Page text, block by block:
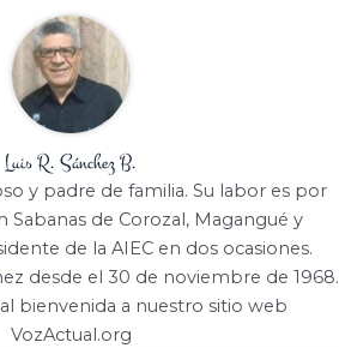
Luis R. Sánchez B.
y padre de familia. Su labor es por
Sabanas de Corozal, Magangué y
de la AIEC en dos ocasiones.
desde el 30 de noviembre de 1968.
bienvenida a nuestro sitio web
VozActual.org